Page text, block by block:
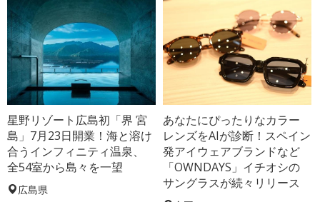
星野リゾート広島初「界 宮
島」7月23日開業！海と溶け
合うインフィニティ温泉、
全54室から島々を一望
広島県
あなたにぴったりなカラー
レンズをAIが診断！スペイン
発アイウェアブランドなど
「OWNDAYS」イチオシの
サングラスが続々リリース